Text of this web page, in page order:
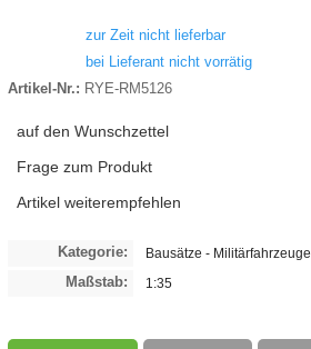
zur Zeit nicht lieferbar
bei Lieferant nicht vorrätig
Artikel-Nr.: RYE-RM5126
auf den Wunschzettel
Frage zum Produkt
Artikel weiterempfehlen
Kategorie: Bausätze - Militärfahrzeuge
Maßstab: 1:35